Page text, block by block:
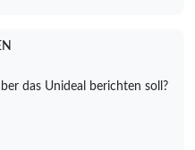
das Unideal berichten soll?